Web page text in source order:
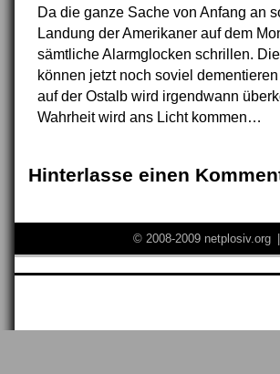
Da die ganze Sache von Anfang an
Landung der Amerikaner auf dem
sämtliche Alarmglocken schrillen.
können jetzt noch soviel
auf der Ostalb wird irgendwann
Wahrheit wird ans Licht kommen…
Hinterlasse einen
© 2008-2009 netplosiv.org